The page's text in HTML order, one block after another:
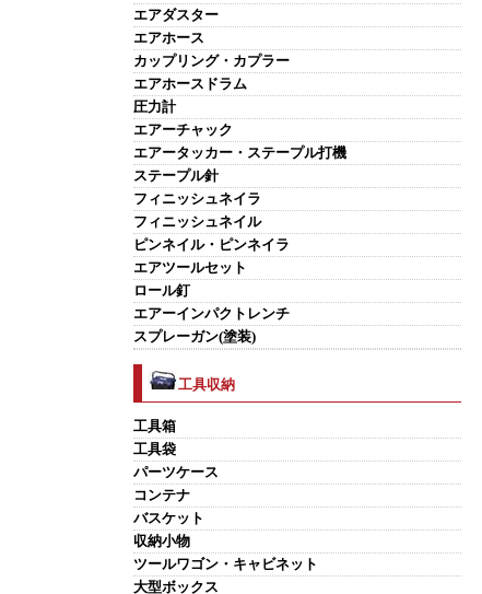
エアダスター
エアホース
カップリング・カプラー
エアホースドラム
圧力計
エアーチャック
エアータッカー・ステープル打機
ステープル針
フィニッシュネイラ
フィニッシュネイル
ピンネイル・ピンネイラ
エアツールセット
ロール釘
エアーインパクトレンチ
スプレーガン(塗装)
工具収納
工具箱
工具袋
パーツケース
コンテナ
バスケット
収納小物
ツールワゴン・キャビネット
大型ボックス